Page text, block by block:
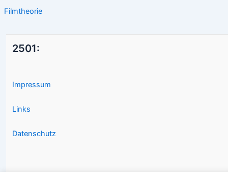
Filmtheorie
2501:
Impressum
Links
Datenschutz